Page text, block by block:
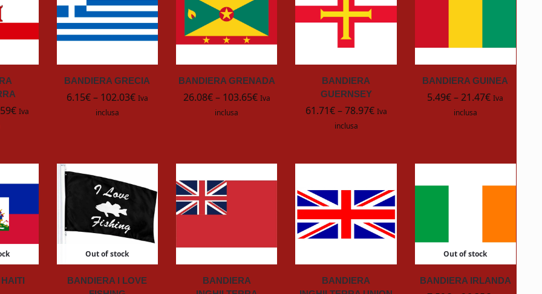
€ Iva
BANDIERA GRECIA
6.15€– 102.03€ Iva
inclusa
BANDIERA GRENADA
26.08€– 103.65€ Iva
inclusa
BANDIERA
GUERNSEY
61.71€–78.97€ Iva
inclusa
BANDIERA GUINEA
5.49€–21.47€ Iva
inclusa
Out of stock
BANDIERA I LOVE
BANDIERA
BANDIERA
Out of stock
BANDIERA IRLANDA